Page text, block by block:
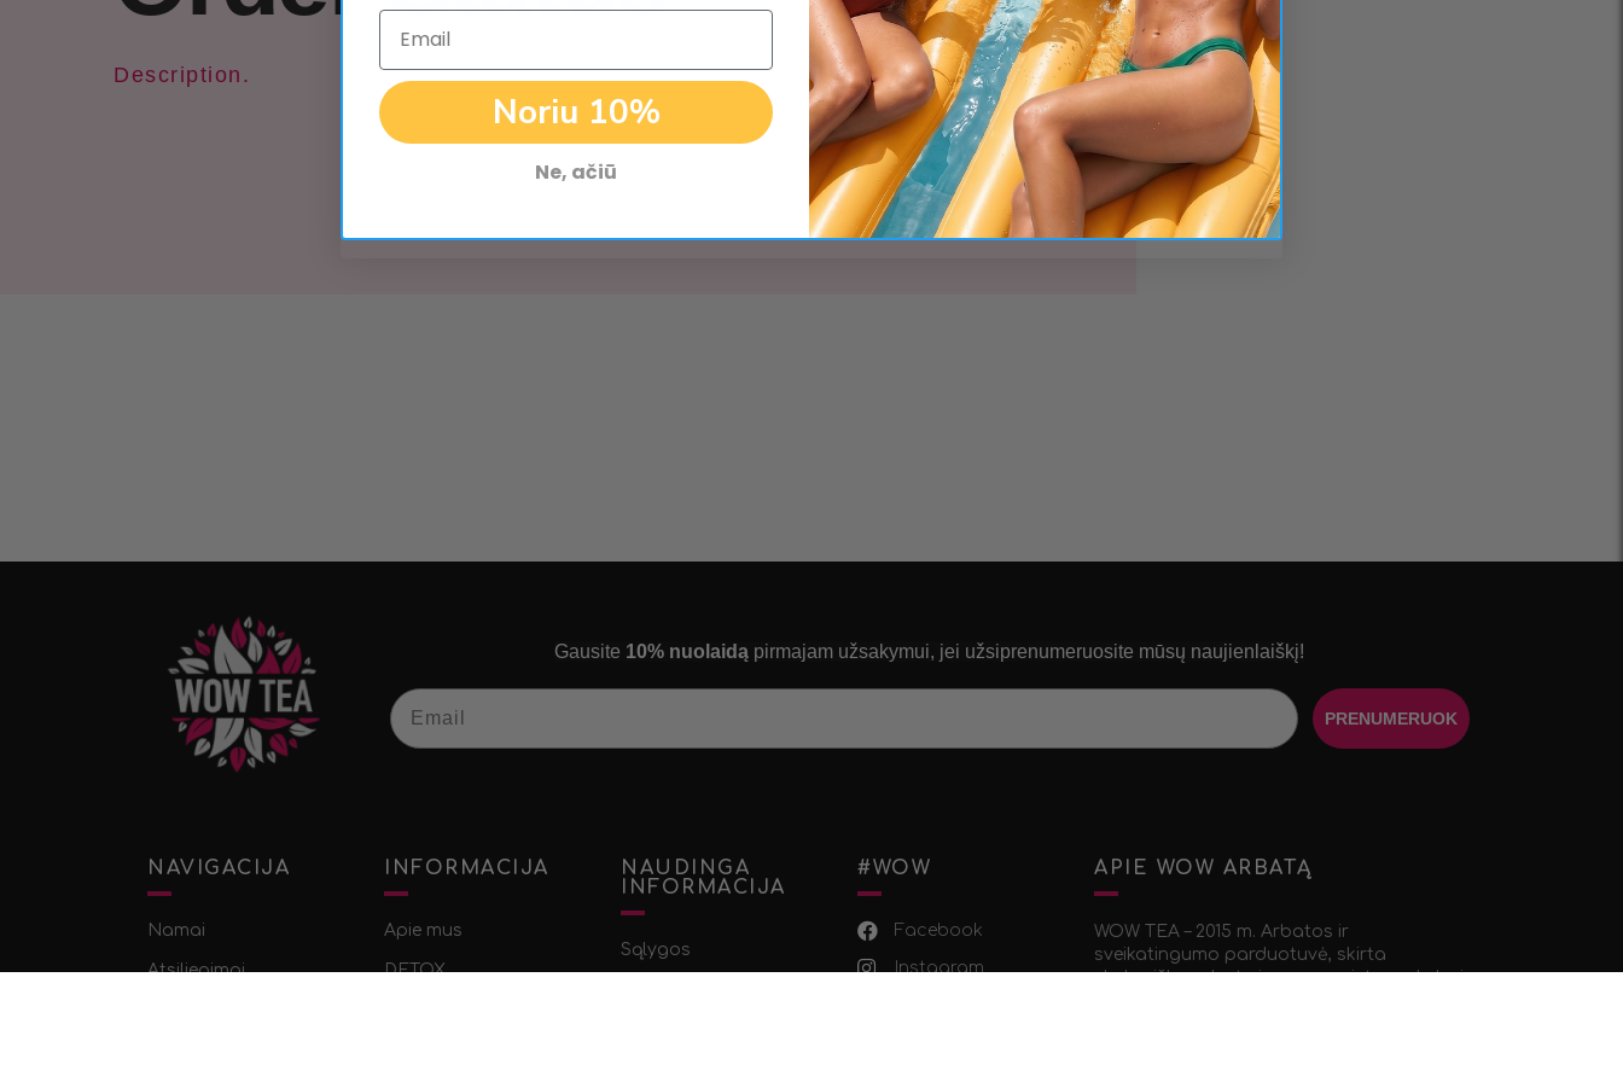
Description.
Gausite 10% nuolaidą pirmajam užsakymui, jei užsiprenumeruosite mūsų naujienlaiškį!
Email
PRENUMERUOK
NAVIGACIJA
Namai
Atsiliepimai
INFORMACIJA
Apie mus
DETOX
NAUDINGA
INFORMACIJA
Sąlygos
#WOW
Facebook
Instagram
APIE WOW ARBATĄ
WOW TEA – 2015 m. Arbatos ir
sveikatingumo parduotuvė, skirta
ekologiškų arbatų ir supermaisto prekybai.
Email
Noriu 10%
Ne, ačiū